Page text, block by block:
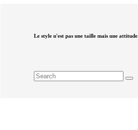
Le style n'est pas une taille mais une attitude